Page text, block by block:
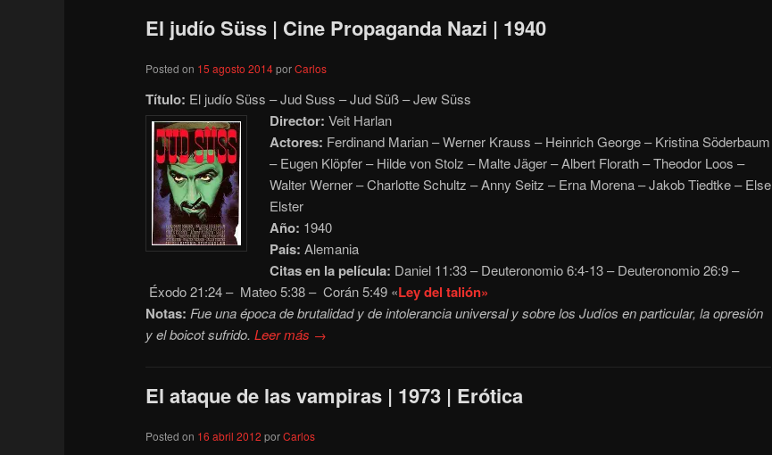
El judío Süss | Cine Propaganda Nazi | 1940
Posted on 15 agosto 2014porCarlos
Título: El judío Süss – Jud Suss – Jud Süß – Jew Süss
Director: Veit Harlan
Actores: Ferdinand Marian – Werner Krauss – Heinrich George – Kristina Söderbaum
– Eugen Klöpfer – Hilde von Stolz – Malte Jäger – Albert Florath – Theodor Loos –
Walter Werner – Charlotte Schultz – Anny Seitz – Erna Morena – Jakob Tiedtke – Else
Elster
Año: 1940
País: Alemania
Citas en la película: Daniel 11:33 – Deuteronomio 6:4-13 – Deuteronomio 26:9 –
Éxodo 21:24 – Mateo 5:38 – Corán 5:49 «Ley del talión»
Notas: Fue una época de brutalidad y de intolerancia universal y sobre los Judíos en particular, la opresión
y el boicot sufrido.Leer más →
El ataque de las vampiras | 1973 | Erótica
Posted on 16 abril 2012 porCarlos